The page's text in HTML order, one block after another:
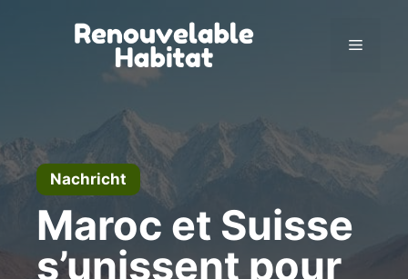
Menü
Nachricht
Maroc et Suisse
s’unissent pour